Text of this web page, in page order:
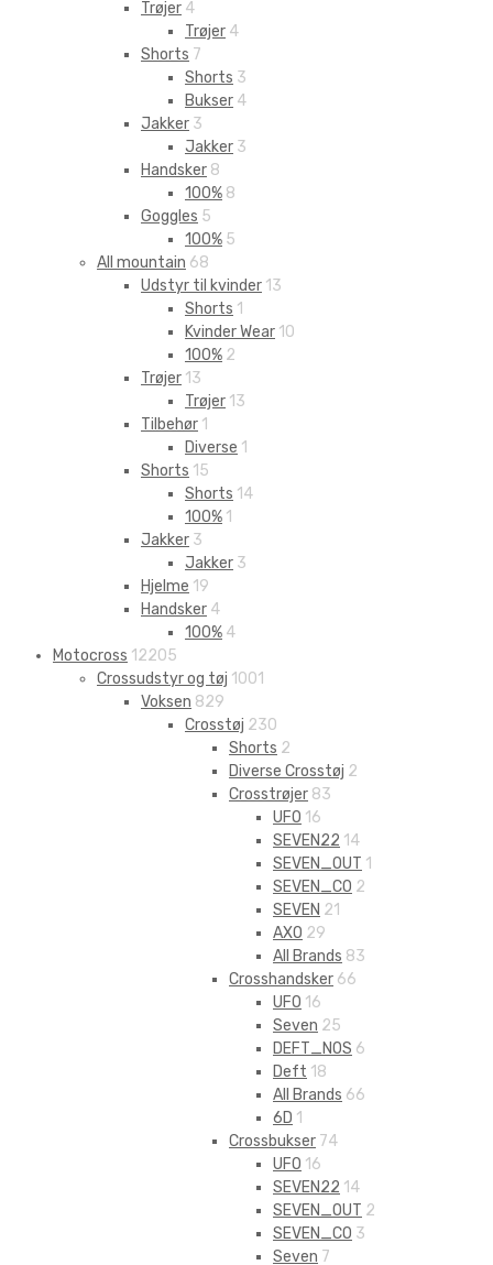
Trøjer 4
Trøjer 4
Shorts 7
Shorts 3
Bukser 4
Jakker 3
Jakker 3
Handsker 8
100% 8
Goggles 5
100% 5
All mountain 68
Udstyr til kvinder 13
Shorts 1
Kvinder Wear 10
100% 2
Trøjer 13
Trøjer 13
Tilbehør 1
Diverse 1
Shorts 15
Shorts 14
100% 1
Jakker 3
Jakker 3
Hjelme 19
Handsker 4
100% 4
Motocross 12205
Crossudstyr og tøj 1001
Voksen 829
Crosstøj 230
Shorts 2
Diverse Crosstøj 2
Crosstrøjer 83
UFO 16
SEVEN22 14
SEVEN_OUT 1
SEVEN_CO 2
SEVEN 21
AXO 29
All Brands 83
Crosshandsker 66
UFO 16
Seven 25
DEFT_NOS 6
Deft 18
All Brands 66
6D 1
Crossbukser 74
UFO 16
SEVEN22 14
SEVEN_OUT 2
SEVEN_CO 3
Seven 7